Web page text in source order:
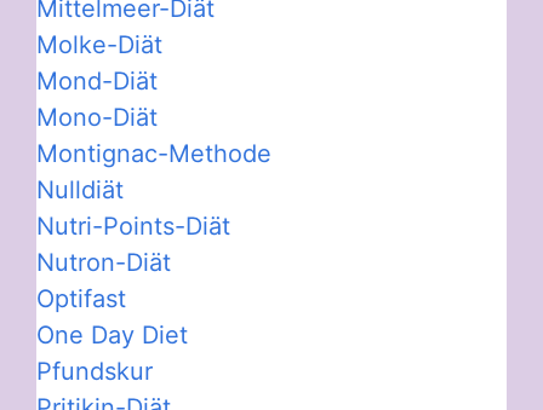
Mittelmeer-Diät
Molke-Diät
Mond-Diät
Mono-Diät
Montignac-Methode
Nulldiät
Nutri-Points-Diät
Nutron-Diät
Optifast
One Day Diet
Pfundskur